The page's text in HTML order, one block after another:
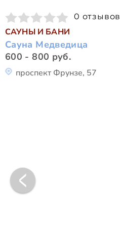
0 отзывов
САУНЫ И БАНИ
Сауна Медведица
600 - 800 руб.
проспект Фрунзе, 57